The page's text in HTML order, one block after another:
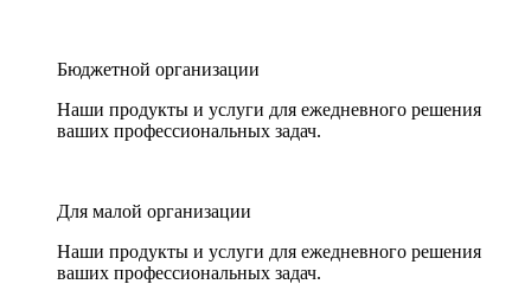
Бюджетной организации
Наши продукты и услуги для ежедневного решения
ваших профессиональных задач.
Для малой организации
Наши продукты и услуги для ежедневного решения
ваших профессиональных задач.